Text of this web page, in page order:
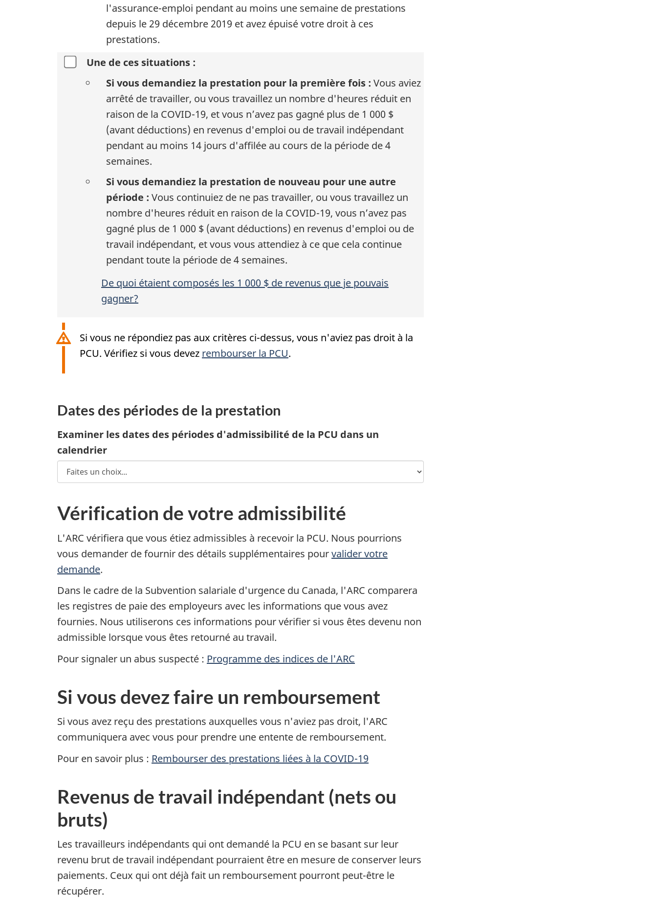
l'assurance-emploi pendant au moins une semaine de prestations
depuis le 29 décembre 2019 et avez épuisé votre droit à ces
prestations.
Une de ces situations :
Si vous demandiez la prestation pour la première fois : Vous aviez
arrêté de travailler, ou vous travaillez un nombre d'heures réduit en
raison de la COVID-19, et vous n’avez pas gagné plus de 1 000 $
(avant déductions) en revenus d'emploi ou de travail indépendant
pendant au moins 14 jours d'affilée au cours de la période de 4
semaines.
Si vous demandiez la prestation de nouveau pour une autre
période : Vous continuiez de ne pas travailler, ou vous travaillez un
nombre d'heures réduit en raison de la COVID-19, vous n’avez pas
gagné plus de 1 000 $ (avant déductions) en revenus d'emploi ou de
travail indépendant, et vous vous attendiez à ce que cela continue
pendant toute la période de 4 semaines.
De quoi étaient composés les 1 000 $ de revenus que je pouvais
gagner?
Si vous ne répondiez pas aux critères ci-dessus, vous n'aviez pas droit à la
PCU. Vérifiez si vous devez rembourser la PCU.
Dates des périodes de la prestation
Examiner les dates des périodes d'admissibilité de la PCU dans un
calendrier
Vérification de votre admissibilité
L'ARC vérifiera que vous étiez admissibles à recevoir la PCU. Nous pourrions
vous demander de fournir des détails supplémentaires pourvalider votre
demande.
Dans le cadre de la Subvention salariale d'urgence du Canada, l'ARC comparera
les registres de paie des employeurs avec les informations que vous avez
fournies. Nous utiliserons ces informations pour vérifier si vous êtes devenu non
admissible lorsque vous êtes retourné au travail.
Pour signaler un abus suspecté : Programme des indices de l'ARC
Si vous devez faire un remboursement
Si vous avez reçu des prestations auxquelles vous n'aviez pas droit, l'ARC
communiquera avec vous pour prendre une entente de remboursement.
Pour en savoir plus : Rembourser des prestations liées à la COVID-19
Revenus de travail indépendant (nets ou
bruts)
Les travailleurs indépendants qui ont demandé la PCU en se basant sur leur
revenu brut de travail indépendant pourraient être en mesure de conserver leurs
paiements. Ceux qui ont déjà fait un remboursement pourront peut-être le
récupérer.